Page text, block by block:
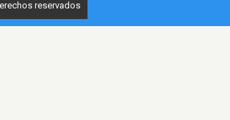
reservados